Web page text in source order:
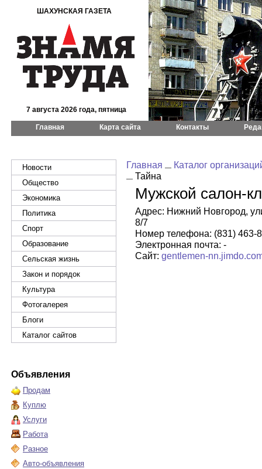
ШАХУНСКАЯ ГАЗЕТА
7 августа 2026 года, пятница
Главная Карта сайта Контакты
Новости
Общество
Экономика
Политика
Спорт
Образование
Сельская жизнь
Закон и порядок
Культура
Фотогалерея
Блоги
Каталог сайтов
Объявления
Продам
Куплю
Услуги
Работа
Разное
Авто-объявления
Главная
Каталог
Тайна
Мужской салон-
Адрес: Нижний Новгород,
8/7
Номер телефона: (831) 463-
Электронная почта: -
Сайт: gentlemen-